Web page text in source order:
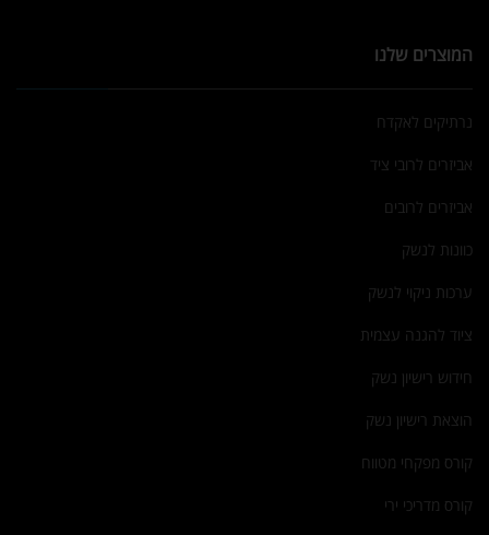
המוצרים שלנו
נרתיקים לאקדח
אביזרים לרובי ציד
אביזרים לרובים
כוונות לנשק
ערכות ניקוי לנשק
ציוד להגנה עצמית
חידוש רישיון נשק
הוצאת רישיון נשק
קורס מפקחי מטווח
קורס מדריכי ירי